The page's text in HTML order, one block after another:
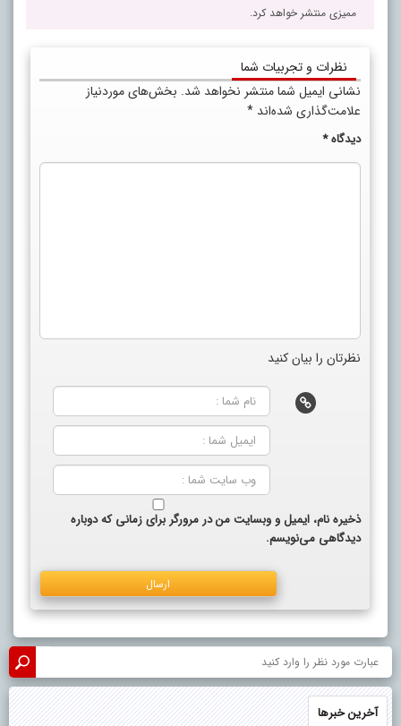
ممیزی منتشر خواهد کرد.
نظرات و تجربیات شما
نشانی ایمیل شما منتشر نخواهد شد. بخش‌های موردنیاز
علامت‌گذاری شده‌اند *
دیدگاه*
نظرتان را بیان کنید
ذخیره نام، ایمیل و وبسایت من در مرورگر برای زمانی که دوباره
دیدگاهی می‌نویسم.
آخرین خبرها